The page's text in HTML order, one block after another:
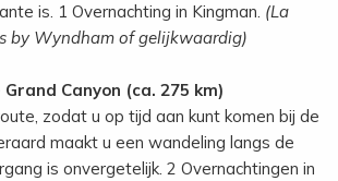
is. 1 Overnachting in Kingman. (La
by Wyndham of gelijkwaardig)
Canyon (ca. 275 km)
zodat u op tijd aan kunt komen bij de
maakt u een wandeling langs de
is onvergetelijk. 2 Overnachtingen in